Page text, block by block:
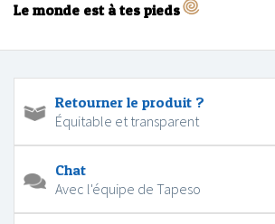
Le monde est à tes pieds
Retourner le produit ?
Équitable et transparent
Chat
Avec l'équipe de Tapeso